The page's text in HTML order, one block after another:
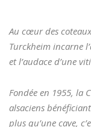
Au cœur des
Turckheim incarne
et l’audace d’une
Fondée en 1955, la
alsaciens
plus qu’une cave,